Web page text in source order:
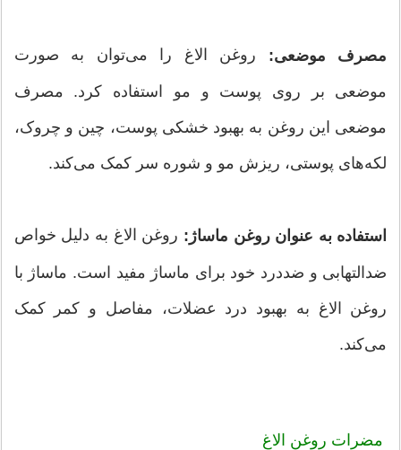
مصرف موضعی: روغن الاغ را می‌توان به صورت
موضعی بر روی پوست و مو استفاده کرد. مصرف
موضعی این روغن به بهبود خشکی پوست، چین و چروک،
لکه‌های پوستی، ریزش مو و شوره سر کمک می‌کند.
استفاده به عنوان روغن ماساژ: روغن الاغ به دلیل خواص
ضدالتهابی و ضددرد خود برای ماساژ مفید است. ماساژ با
روغن الاغ به بهبود درد عضلات، مفاصل و کمر کمک
می‌کند.
مضرات روغن الاغ